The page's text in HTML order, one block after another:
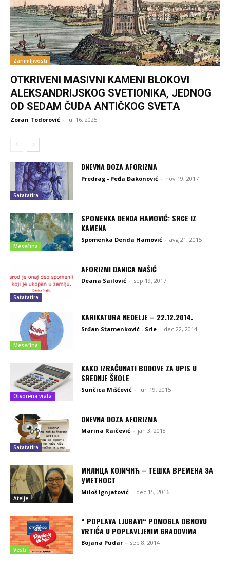
Zanimljivosti
OTKRIVENI MASIVNI KAMENI BLOKOVI
ALEKSANDRIJSKOG SVETIONIKA, JEDNOG
OD SEDAM ČUDA ANTIČKOG SVETA
Zoran Todorović - jul 16, 2025
Satatatira
DNEVNA DOZA AFORIZMA
Predrag - Peđa Đakonović - nov 19, 2017
Mesečina
SPOMENKA DENDA HAMOVIĆ: SRCE IZ
KAMENA
Spomenka Denda Hamović - avg 21, 2015
Satatatira
AFORIZMI DANICA MAŠIĆ
Deana Sailović - sep 19, 2017
Mesečina
KARIKATURA NEDELJE – 22.12.2014.
Srđan Stamenković - Srle - dec 22, 2014
Otvorena vrata
KAKO IZRAČUNATI BODOVE ZA UPIS U
SREDNJE ŠKOLE
Sunčica Miščević - jun 19, 2015
Satatatira
DNEVNA DOZA AFORIZMA
Marina Raičević - jan 3, 2018
Atelje
МИЛИЦА КОЈИЧИЋ – ТЕШКА ВРЕМЕНА ЗА
УМЕТНОСТ
Miloš Ignjatović - dec 15, 2016
Vesti
“ POPLAVA LJUBAVI“ POMOGLA OBNOVU
VRTIĆA U POPLAVLJENIM GRADOVIMA
Bojana Pudar - sep 8, 2014